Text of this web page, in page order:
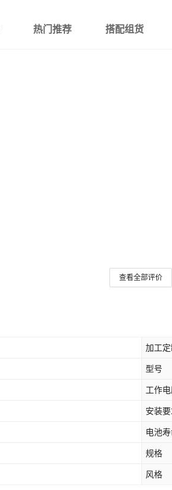
热门推荐 搭配组货
查看全部评价
加工定
型号
工作
安装
电池
规格
风格